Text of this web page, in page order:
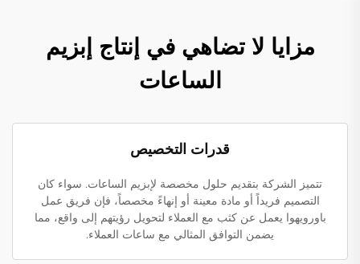
مزايا لا تضاهي في إنتاج إبزيم
الساعات
قدرات التخصيص
تتميز الشركة بتقديم حلول مخصصة لإبزيم الساعات. سواء كان
التصميم فريداً أو مادة معينة أو إنهاءً مخصصاً، فإن فريق عمل
باورويهوا يعمل عن كثب مع العملاء لتحويل رؤيتهم إلى واقع، مما
يضمن التوافق المثالي مع ساعات العملاء.